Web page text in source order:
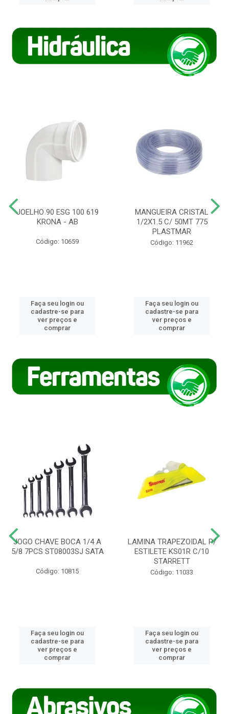
JOELHO 90 ESG 100 619
KRONA - AB
Código: 10659
Faça seu login ou
cadastre-se para
ver preços e
comprar
MANGUEIRA CRISTAL
1/2X1.5 C/ 50MT 775
PLASTMAR
Código: 11962
Faça seu login ou
cadastre-se para
ver preços e
comprar
JOGO CHAVE BOCA 1/4 A
5/8 7PCS ST08003SJ SATA
Código: 10815
Faça seu login ou
cadastre-se para
ver preços e
comprar
LAMINA TRAPEZOIDAL P/
ESTILETE KS01R C/10
STARRETT
Código: 11033
Faça seu login ou
cadastre-se para
ver preços e
comprar